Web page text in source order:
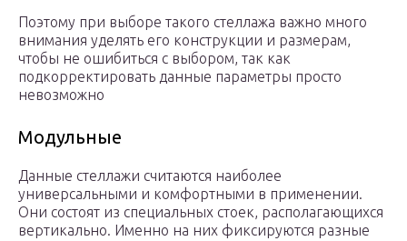
Поэтому при выборе такого стеллажа важно много
внимания уделять его конструкции и размерам,
чтобы не ошибиться с выбором, так как
подкорректировать данные параметры просто
невозможно
Модульные
Данные стеллажи считаются наиболее
универсальными и комфортными в применении.
Они состоят из специальных стоек, располагающихся
вертикально. Именно на них фиксируются разные